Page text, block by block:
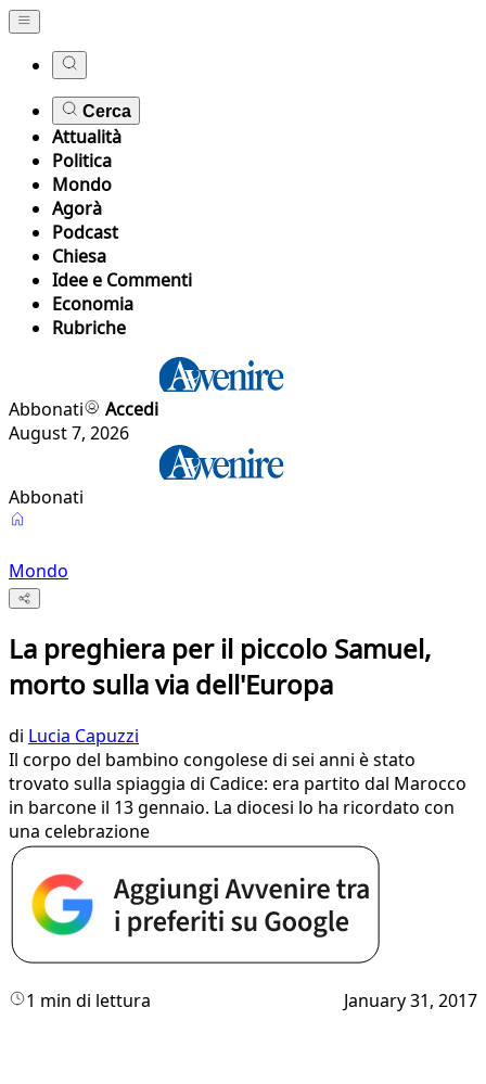
Cerca
Attualità
Politica
Mondo
Agorà
Podcast
Chiesa
Idee e Commenti
Economia
Rubriche
Abbonati
Accedi
August 7, 2026
Abbonati
Mondo
La preghiera per il piccolo Samuel,
morto sulla via dell'Europa
di Lucia Capuzzi
Il corpo del bambino congolese di sei anni è stato
trovato sulla spiaggia di Cadice: era partito dal Marocco
in barcone il 13 gennaio. La diocesi lo ha ricordato con
una celebrazione
1 min di lettura January 31, 2017